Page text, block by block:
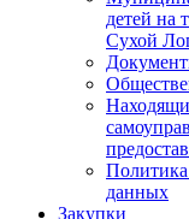
детей на
Сухой
данных
Закупки